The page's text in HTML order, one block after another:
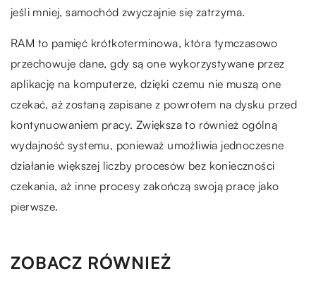
jeśli mniej, samochód zwyczajnie się zatrzyma.
RAM to pamięć krótkoterminowa, która tymczasowo
przechowuje dane, gdy są one wykorzystywane przez
aplikację na komputerze, dzięki czemu nie muszą one
czekać, aż zostaną zapisane z powrotem na dysku przed
kontynuowaniem pracy. Zwiększa to również ogólną
wydajność systemu, ponieważ umożliwia jednoczesne
działanie większej liczby procesów bez konieczności
czekania, aż inne procesy zakończą swoją pracę jako
pierwsze.
ZOBACZ RÓWNIEŻ